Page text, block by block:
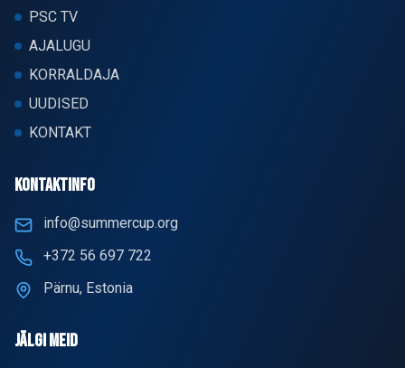
PSC TV
AJALUGU
KORRALDAJA
UUDISED
KONTAKT
KONTAKTINFO
info@summercup.org
+372 56 697 722
Pärnu, Estonia
JÄLGI MEID